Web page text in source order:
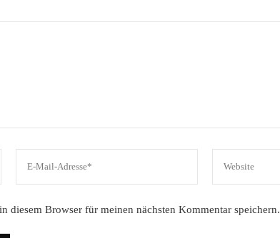
diesem Browser für meinen nächsten Kommentar speichern.